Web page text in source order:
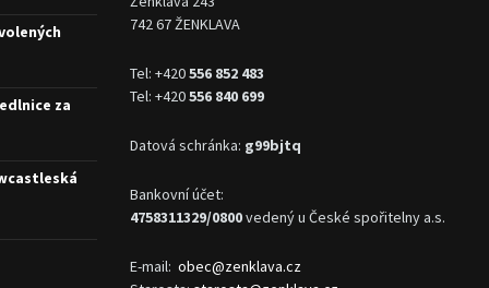
za
742 67 ŽENKLAVA
Tel: +420556 852 483
Tel: +420556 840 699
Datová schránka: g99bjtq
Bankovní účet:
4758311329/0800vedený u České spořitelny a.s.
E-mail:obec@zenklava.cz